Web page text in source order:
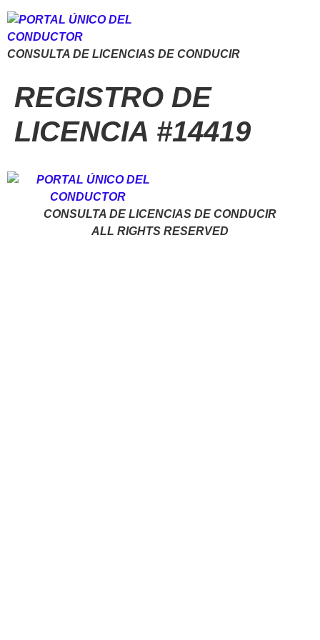
CONSULTA DE LICENCIAS DE CONDUCIR
REGISTRO DE
LICENCIA #14419
CONSULTA DE LICENCIAS DE CONDUCIR
ALL RIGHTS RESERVED